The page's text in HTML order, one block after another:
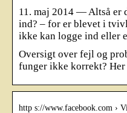
11. maj 2014 — Altså er
ind? – for er blevet i
ikke kan logge ind eller
Oversigt over fejl og
funger ikke korrekt? Her
http s://www.facebook.com ›